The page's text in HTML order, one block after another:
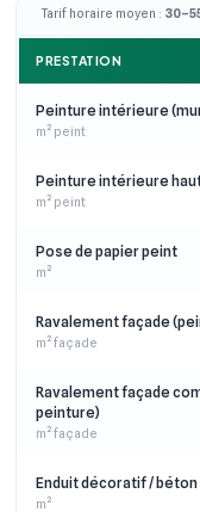
Tarif horaire moyen :
PRESTATION
Peinture intérieure
m² peint
Peinture intérieure
m² peint
Pose de papier peint
m²
Ravalement façade
m² façade
Ravalement façade
peinture)
m² façade
Enduit décoratif /
m²